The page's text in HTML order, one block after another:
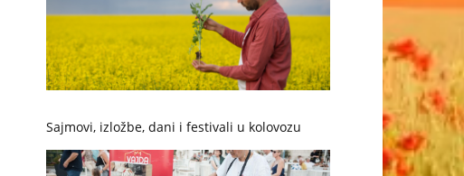
Sajmovi, izložbe, dani i festivali u kolovozu